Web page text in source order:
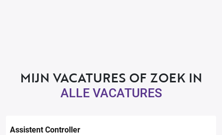
MIJN VACATURES OF ZOEK IN
ALLE VACATURES
Assistent Controller